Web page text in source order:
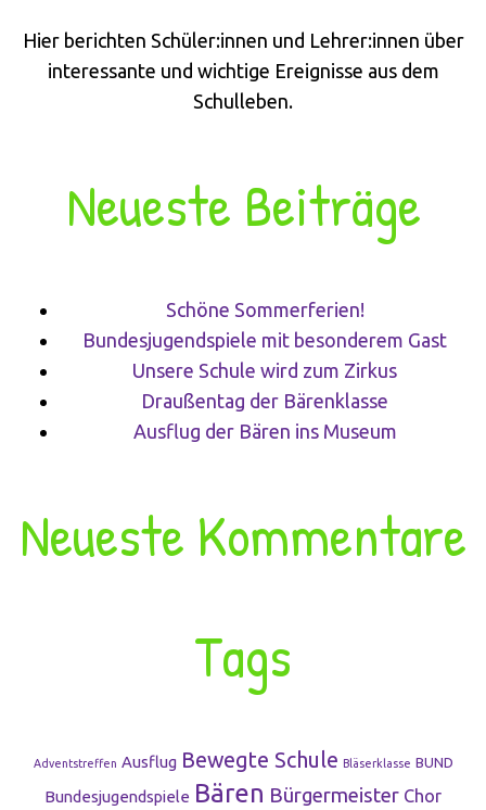
Hier berichten Schüler:innen und Lehrer:innen über
interessante und wichtige Ereignisse aus dem
Schulleben.
Neueste Beiträge
Schöne Sommerferien!
Bundesjugendspiele mit besonderem Gast
Unsere Schule wird zum Zirkus
Draußentag der Bärenklasse
Ausflug der Bären ins Museum
Neueste Kommentare
Tags
Adventstreffen Ausflug Bewegte Schule Bläserklasse BUND
Bundesjugendspiele Bären Bürgermeister Chor